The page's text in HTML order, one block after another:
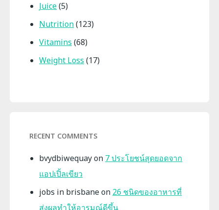
Juice(5)
Nutrition(123)
Vitamins (68)
Weight Loss (17)
RECENT COMMENTS
bvydbiwequayon 7 ประโยชน์สุดยอดจาก
แอปเปิ้ลเขียว
jobs in brisbaneon 26 ชนิดของอาหารที่
ส่งผลทำให้อารมณ์ดีขึ้น